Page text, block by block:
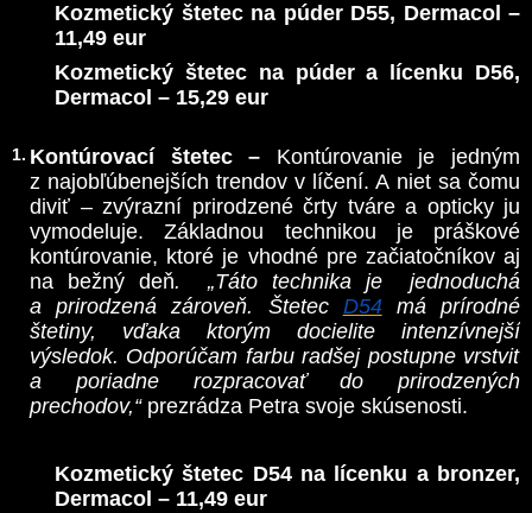
Kozmetický štetec na púder D55, Dermacol –
11,49 eur
Kozmetický štetec na púder a lícenku D56,
Dermacol – 15,29 eur
Kontúrovací štetec – Kontúrovanie je jedným
z najobľúbenejších trendov v líčení. A niet sa čomu
diviť – zvýrazní prirodzené črty tváre a opticky ju
vymodeluje. Základnou technikou je práškové
kontúrovanie, ktoré je vhodné pre začiatočníkov aj
na bežný deň. „Táto technika je jednoduchá
a prirodzená zároveň. Štetec D54má prírodné
štetiny, vďaka ktorým docielite intenzívnejší
výsledok. Odporúčam farbu radšej postupne vrstviť
a poriadne rozpracovať do prirodzených
prechodov,“ prezrádza Petra svoje skúsenosti.
Kozmetický štetec D54 na lícenku a bronzer,
Dermacol – 11,49 eur